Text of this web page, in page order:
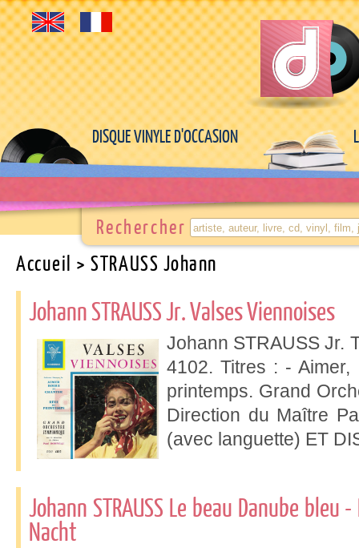
DISQUE VINYLE D'OCCASION
Rechercher
Accueil > STRAUSS Johann
Johann STRAUSS Jr. Valses Viennoises
Johann STRAUSS Jr.
4102. Titres : -
printemps. Grand
Direction du Maître
(avec languette) ET
Johann STRAUSS Le beau Danube
Nacht